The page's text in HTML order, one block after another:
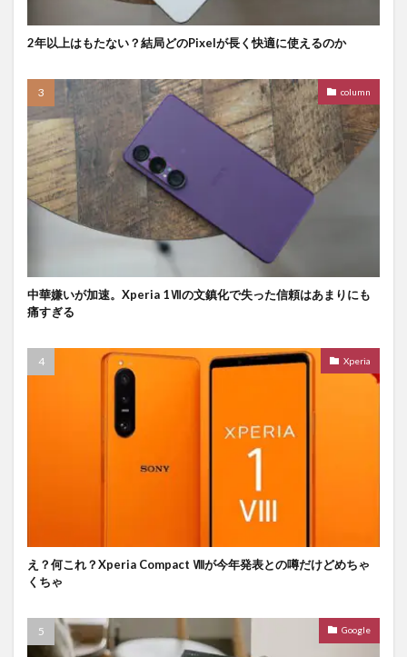
2年以上はもたない？結局どのPixelが長く快適に使えるのか
column
中華嫌いが加速。Xperia 1Ⅶの文鎮化で失った信頼はあまりにも
痛すぎる
Xperia
え？何これ？Xperia Compact Ⅷが今年発表との噂だけどめちゃ
くちゃ
Google